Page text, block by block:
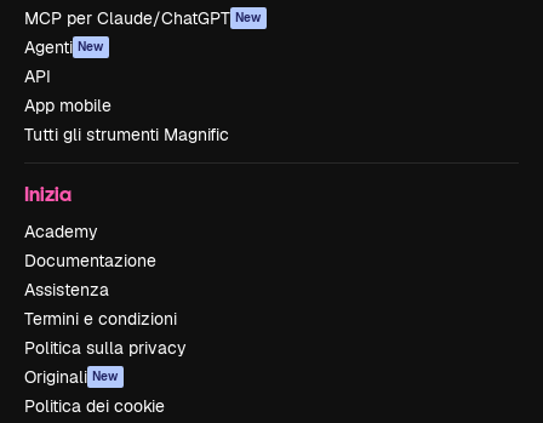
MCP per Claude/ChatGPT New
Agenti New
API
App mobile
Tutti gli strumenti Magnific
Inizia
Academy
Documentazione
Assistenza
Termini e condizioni
Politica sulla privacy
Originali New
Politica dei cookie